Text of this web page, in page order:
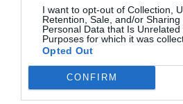
I want to opt-out of Collection,
Retention, Sale, and/or Sharing
Personal Data that Is Unrelated
Purposes for which it was
Opted Out
CONFIRM
La venta
DIGITAL